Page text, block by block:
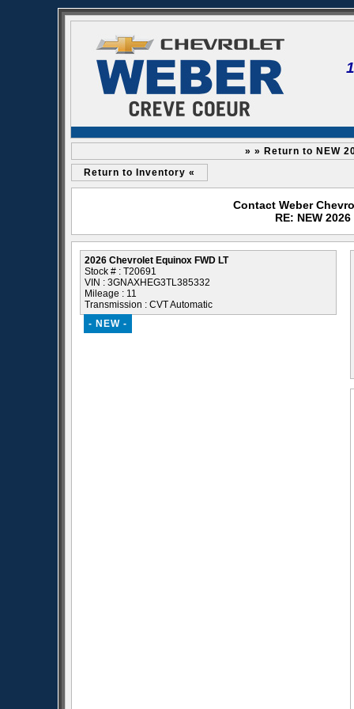
» » Return to NEW
Return to Inventory «
Contact Weber
RE: NEW
2026 Chevrolet Equinox FWD LT
Stock # : T20691
VIN : 3GNAXHEG3TL385332
Mileage : 11
Transmission : CVT Automatic
- NEW -